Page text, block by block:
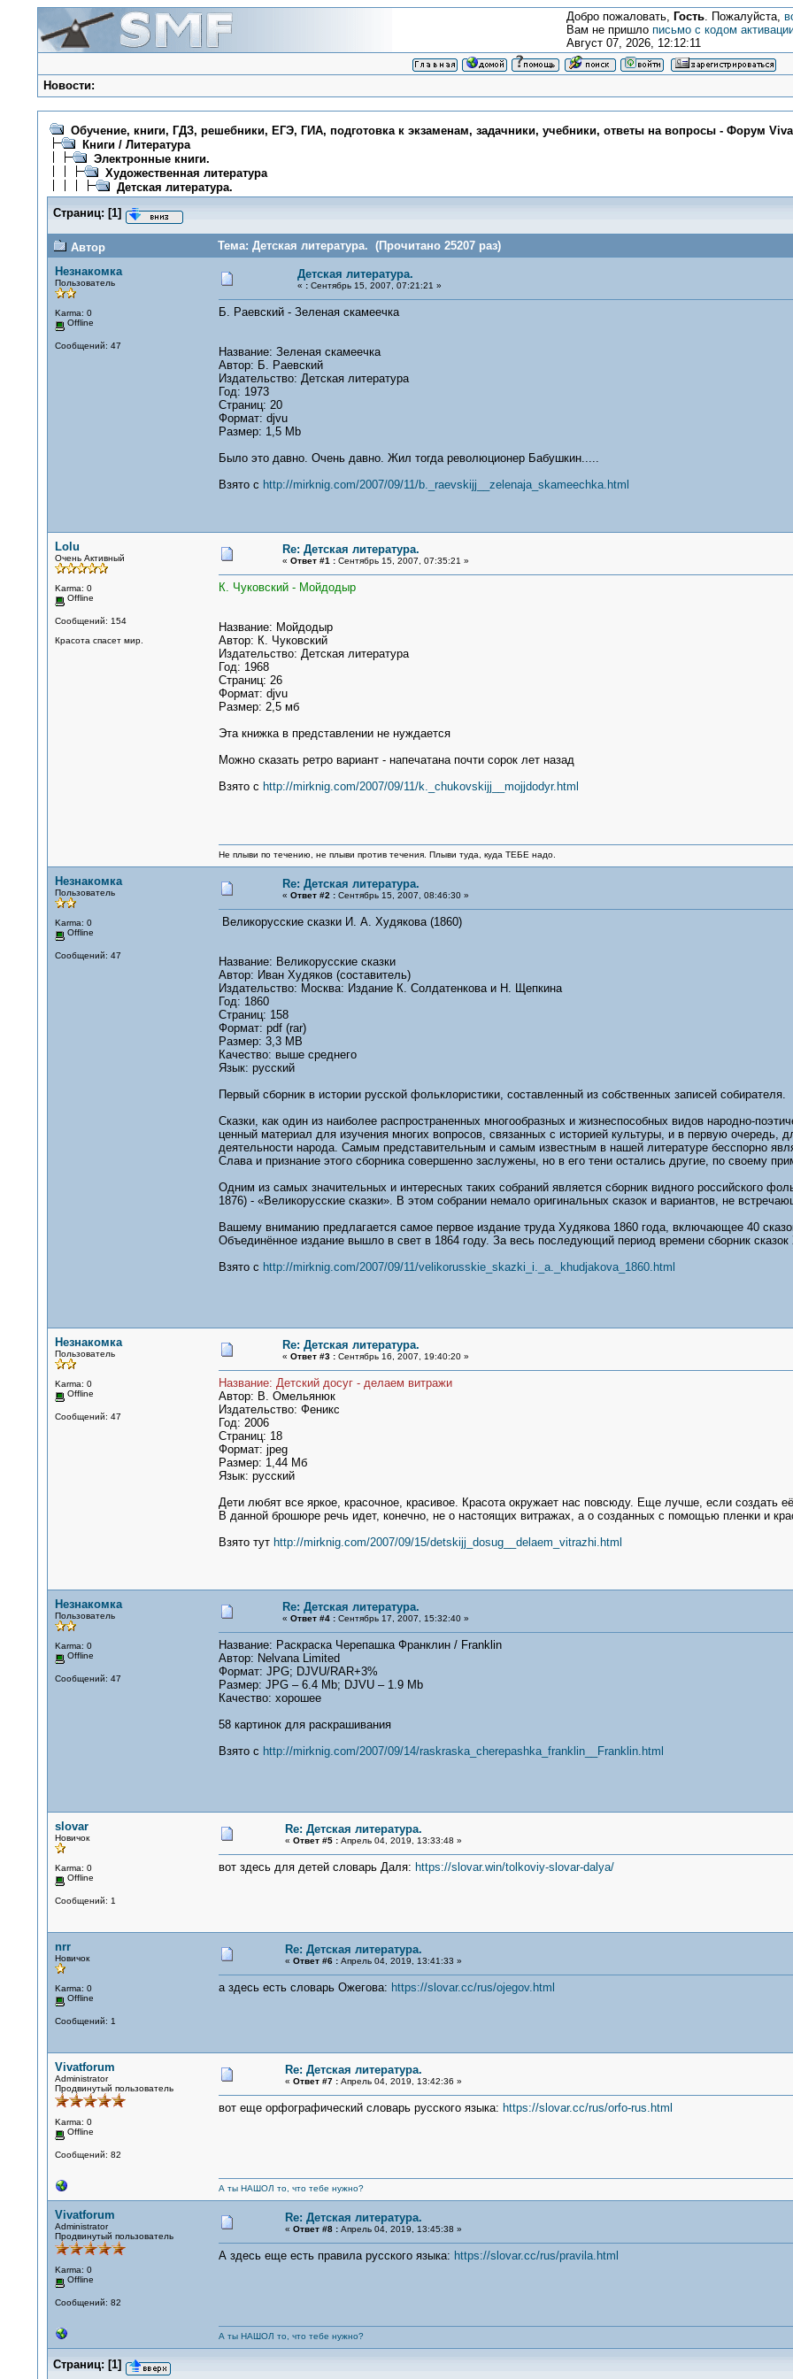
Добро пожаловать, Гость. Пожалуйста,
Вам не пришло письмо с кодом
Август 07, 2026, 12:12:11
Новости:
Обучение, книги, ГДЗ, решебники, ЕГЭ, ГИА, подготовка к экзаменам, задачники, учебники, ответы на вопросы - Форум
Книги / Литература
Электронные книги.
Художественная литература
Детская литература.
Страниц: [1]
Автор
Тема: Детская литература. (Прочитано 25207 раз)
Незнакомка
Пользователь
Karma: 0
Offline
Сообщений: 47
Детская литература.
« :Сентябрь 15, 2007, 07:21:21 »
Б. Раевский - Зеленая скамеечка
Название: Зеленая скамеечка
Автор: Б. Раевский
Издательство: Детская литература
Год: 1973
Страниц: 20
Формат: djvu
Размер: 1,5 Mb
Было это давно. Очень давно. Жил тогда революционер Бабушкин.....
Взято с http://mirknig.com/2007/09/11/b._raevskijj__zelenaja_skameechka.html
Lolu
Очень Активный
Karma: 0
Offline
Сообщений: 154
Красота спасет мир.
Re: Детская литература.
« Ответ #1 :Сентябрь 15, 2007, 07:35:21 »
К. Чуковский - Мойдодыр
Название: Мойдодыр
Автор: К. Чуковский
Издательство: Детская литература
Год: 1968
Страниц: 26
Формат: djvu
Размер: 2,5 мб
Эта книжка в представлении не нуждается
Можно сказать ретро вариант - напечатана почти сорок лет назад
Взято с http://mirknig.com/2007/09/11/k._chukovskijj__mojjdodyr.html
Не плыви по течению, не плыви против течения. Плыви туда, куда ТЕБЕ надо.
Незнакомка
Пользователь
Karma: 0
Offline
Сообщений: 47
Re: Детская литература.
« Ответ #2 :Сентябрь 15, 2007, 08:46:30 »
Великорусские сказки И. А. Худякова (1860)
Название: Великорусские сказки
Автор: Иван Худяков (составитель)
Издательство: Москва: Издание К. Солдатенкова и Н. Щепкина
Год: 1860
Страниц: 158
Формат: pdf (rar)
Размер: 3,3 MB
Качество: выше среднего
Язык: русский
Первый сборник в истории русской фольклористики, составленный из собственных записей собирателя.
Сказки, как один из наиболее распространенных многообразных и жизнеспособных видов народно-
ценный материал для изучения многих вопросов, связанных с историей культуры, и в первую очередь,
деятельности народа. Самым представительным и самым известным в нашей литературе бесспорно
Слава и признание этого сборника совершенно заслужены, но в его тени остались другие, по своему
Одним из самых значительных и интересных таких собраний является сборник видного российского
1876) - «Великорусские сказки». В этом собрании немало оригинальных сказок и вариантов, не
Вашему вниманию предлагается самое первое издание труда Худякова 1860 года, включающее 40
Объединённое издание вышло в свет в 1864 году. За весь последующий период времени сборник
Взято с http://mirknig.com/2007/09/11/velikorusskie_skazki_i._a._khudjakova_1860.html
Незнакомка
Пользователь
Karma: 0
Offline
Сообщений: 47
Re: Детская литература.
« Ответ #3 :Сентябрь 16, 2007, 19:40:20 »
Название: Детский досуг - делаем витражи
Автор: В. Омельянюк
Издательство: Феникс
Год: 2006
Страниц: 18
Формат: jpeg
Размер: 1,44 Мб
Язык: русский
Дети любят все яркое, красочное, красивое. Красота окружает нас повсюду. Еще лучше, если создать
В данной брошюре речь идет, конечно, не о настоящих витражах, а о созданных с помощью пленки и
Взято тут http://mirknig.com/2007/09/15/detskijj_dosug__delaem_vitrazhi.html
Незнакомка
Пользователь
Karma: 0
Offline
Сообщений: 47
Re: Детская литература.
« Ответ #4 :Сентябрь 17, 2007, 15:32:40 »
Название: Раскраска Черепашка Франклин / Franklin
Автор: Nelvana Limited
Формат: JPG; DJVU/RAR+3%
Размер: JPG – 6.4 Mb; DJVU – 1.9 Mb
Качество: хорошее
58 картинок для раскрашивания
Взято с http://mirknig.com/2007/09/14/raskraska_cherepashka_franklin__Franklin.html
slovar
Новичок
Karma: 0
Offline
Сообщений: 1
Re: Детская литература.
« Ответ #5 :Апрель 04, 2019, 13:33:48 »
вот здесь для детей словарь Даля: https://slovar.win/tolkoviy-slovar-dalya/
nrr
Новичок
Karma: 0
Offline
Сообщений: 1
Re: Детская литература.
« Ответ #6 :Апрель 04, 2019, 13:41:33 »
а здесь есть словарь Ожегова: https://slovar.cc/rus/ojegov.html
Vivatforum
Administrator
Продвинутый пользователь
Karma: 0
Offline
Сообщений: 82
Re: Детская литература.
« Ответ #7 :Апрель 04, 2019, 13:42:36 »
вот еще орфографический словарь русского языка: https://slovar.cc/rus/orfo-rus.html
А ты НАШОЛ то, что тебе нужно?
Vivatforum
Administrator
Продвинутый пользователь
Karma: 0
Offline
Сообщений: 82
Re: Детская литература.
« Ответ #8 :Апрель 04, 2019, 13:45:38 »
А здесь еще есть правила русского языка: https://slovar.cc/rus/pravila.html
А ты НАШОЛ то, что тебе нужно?
Страниц: [1]